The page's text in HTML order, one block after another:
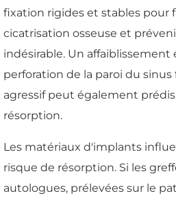
fixation rigides et stables pour
cicatrisation osseuse et
indésirable. Un affaiblissement
perforation de la paroi du sinus
agressif peut également
résorption.
Les matériaux d'implants
risque de résorption. Si les
autologues, prélevées sur le